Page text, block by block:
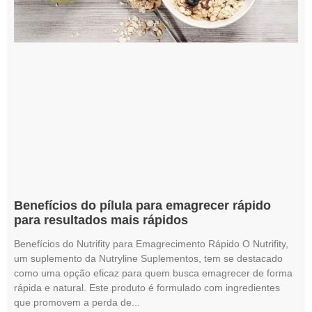
Benefícios do pílula para emagrecer rápido
para resultados mais rápidos
Benefícios do Nutrifity para Emagrecimento Rápido O Nutrifity,
um suplemento da Nutryline Suplementos, tem se destacado
como uma opção eficaz para quem busca emagrecer de forma
rápida e natural. Este produto é formulado com ingredientes
que promovem a perda de